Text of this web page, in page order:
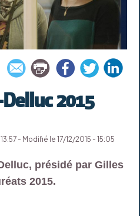
2015
- Modifié le 17/12/2015 - 15:05
présidé par Gilles
2015.